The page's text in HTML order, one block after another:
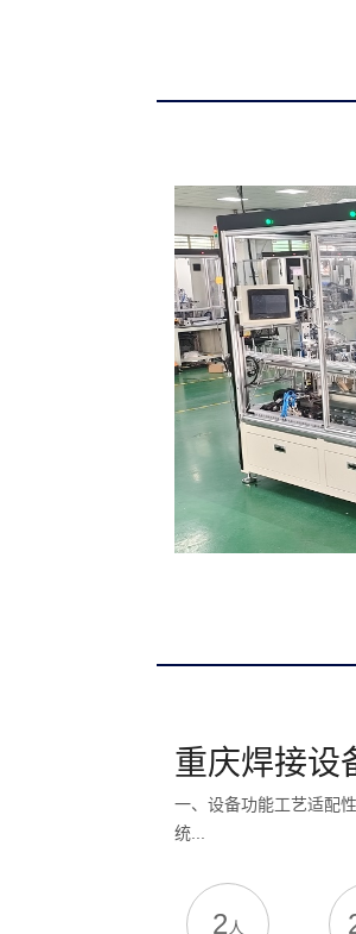
重庆焊接设
一、设备功能工艺适配
统...
2人